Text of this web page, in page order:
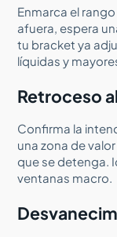
Enmarca el
afuera, espera
tu bracket ya
líquidas y
Retroceso
Confirma la
una zona de
que se detenga.
ventanas macro.